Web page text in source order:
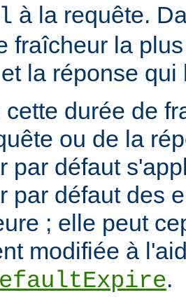
à la requête.
fraîcheur la
la réponse qui
cette durée de
ou de la
par défaut
par défaut des
; elle peut
modifiée à
.